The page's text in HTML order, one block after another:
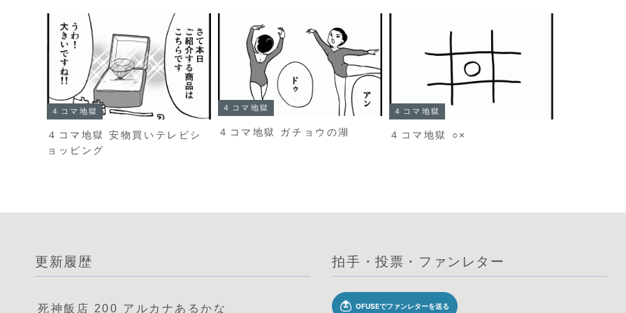
４コマ地獄
４コマ地獄 安物買いテレビシ
ョッピング
４コマ地獄
４コマ地獄 ガチョウの湖
４コマ地獄
４コマ地獄 ○×
更新履歴
死神飯店 200 アルカナあるかな
拍手・投票・ファンレター